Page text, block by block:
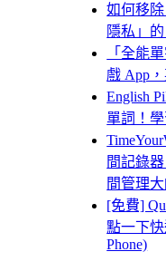
如何移
隱私」的
「全能
戲 App
English
單詞！
間記錄
間管理大
[免費]
點一下
Phone)